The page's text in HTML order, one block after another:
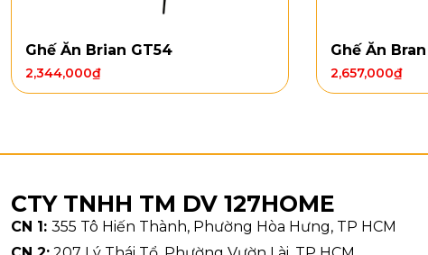
Mặt bàn BX06
đặt trên đế bản
Ghế Ăn Brian GT54
2,344,000₫
Ghế Ăn
2,657,000₫
CTY TNHH TM DV 127HOME
CN 1: 355 Tô Hiến Thành, Phường Hòa Hưng, TP HCM